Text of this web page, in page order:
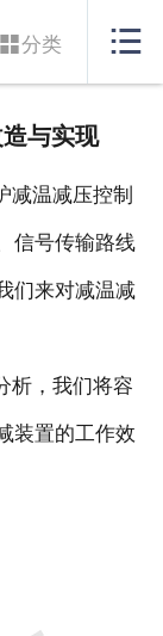
良盛
系列
解决方案
分类 
与实现
温减压控制
信号传输路线
们来对减温减
，我们将容
装置的工作效